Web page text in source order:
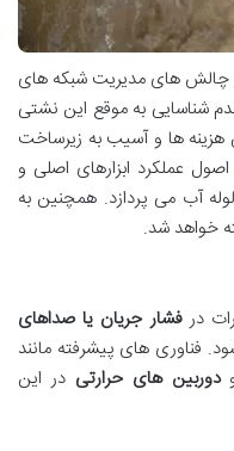
های مدیریت شبکه های
شناسایی به موقع این نشتی
هزینه ها و آسیب به زیرساخت
عملکرد ابزارهای اصلی و
آب می پردازد. همچنین به
خواهد شد.
درفشار جریان یا صداهای
فناوری های پیشرفته مانند
دوربین های حرارتی در این